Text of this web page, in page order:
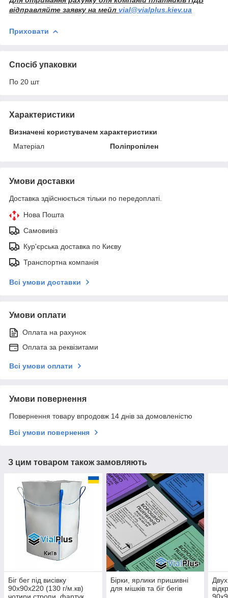
відправляйте заявку на мейл vial@vialplus.kiev.ua
Приховати
Спосіб упаковки
По 20 шт
Характеристики
Визначені користувачем характеристики
Матеріал
Поліпропілен
Умови доставки
Доставка здійснюється тільки по передоплаті.
Нова Пошта
Самовивіз
Кур'єрська доставка по Києву
Транспортна компанія
Всі умови доставки
Умови оплати
Оплата на рахунок
Оплата за реквізитами
Всі умови оплати
Умови повернення
Повернення товару впродовж 14 днів за домовленістю
Всі умови повернення
З цим товаром також замовляють
Біг бег під висівку
90х90х220 (130 г/м.кв)
Бірки, ярлики пришивні
для мішків та біг бегів